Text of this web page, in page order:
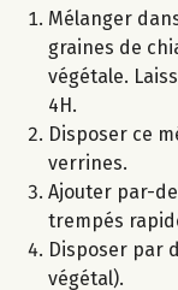
Mélanger
graines de
végétale.
4H.
Disposer ce
verrines.
Ajouter par-
trempés
Disposer par
végétal).